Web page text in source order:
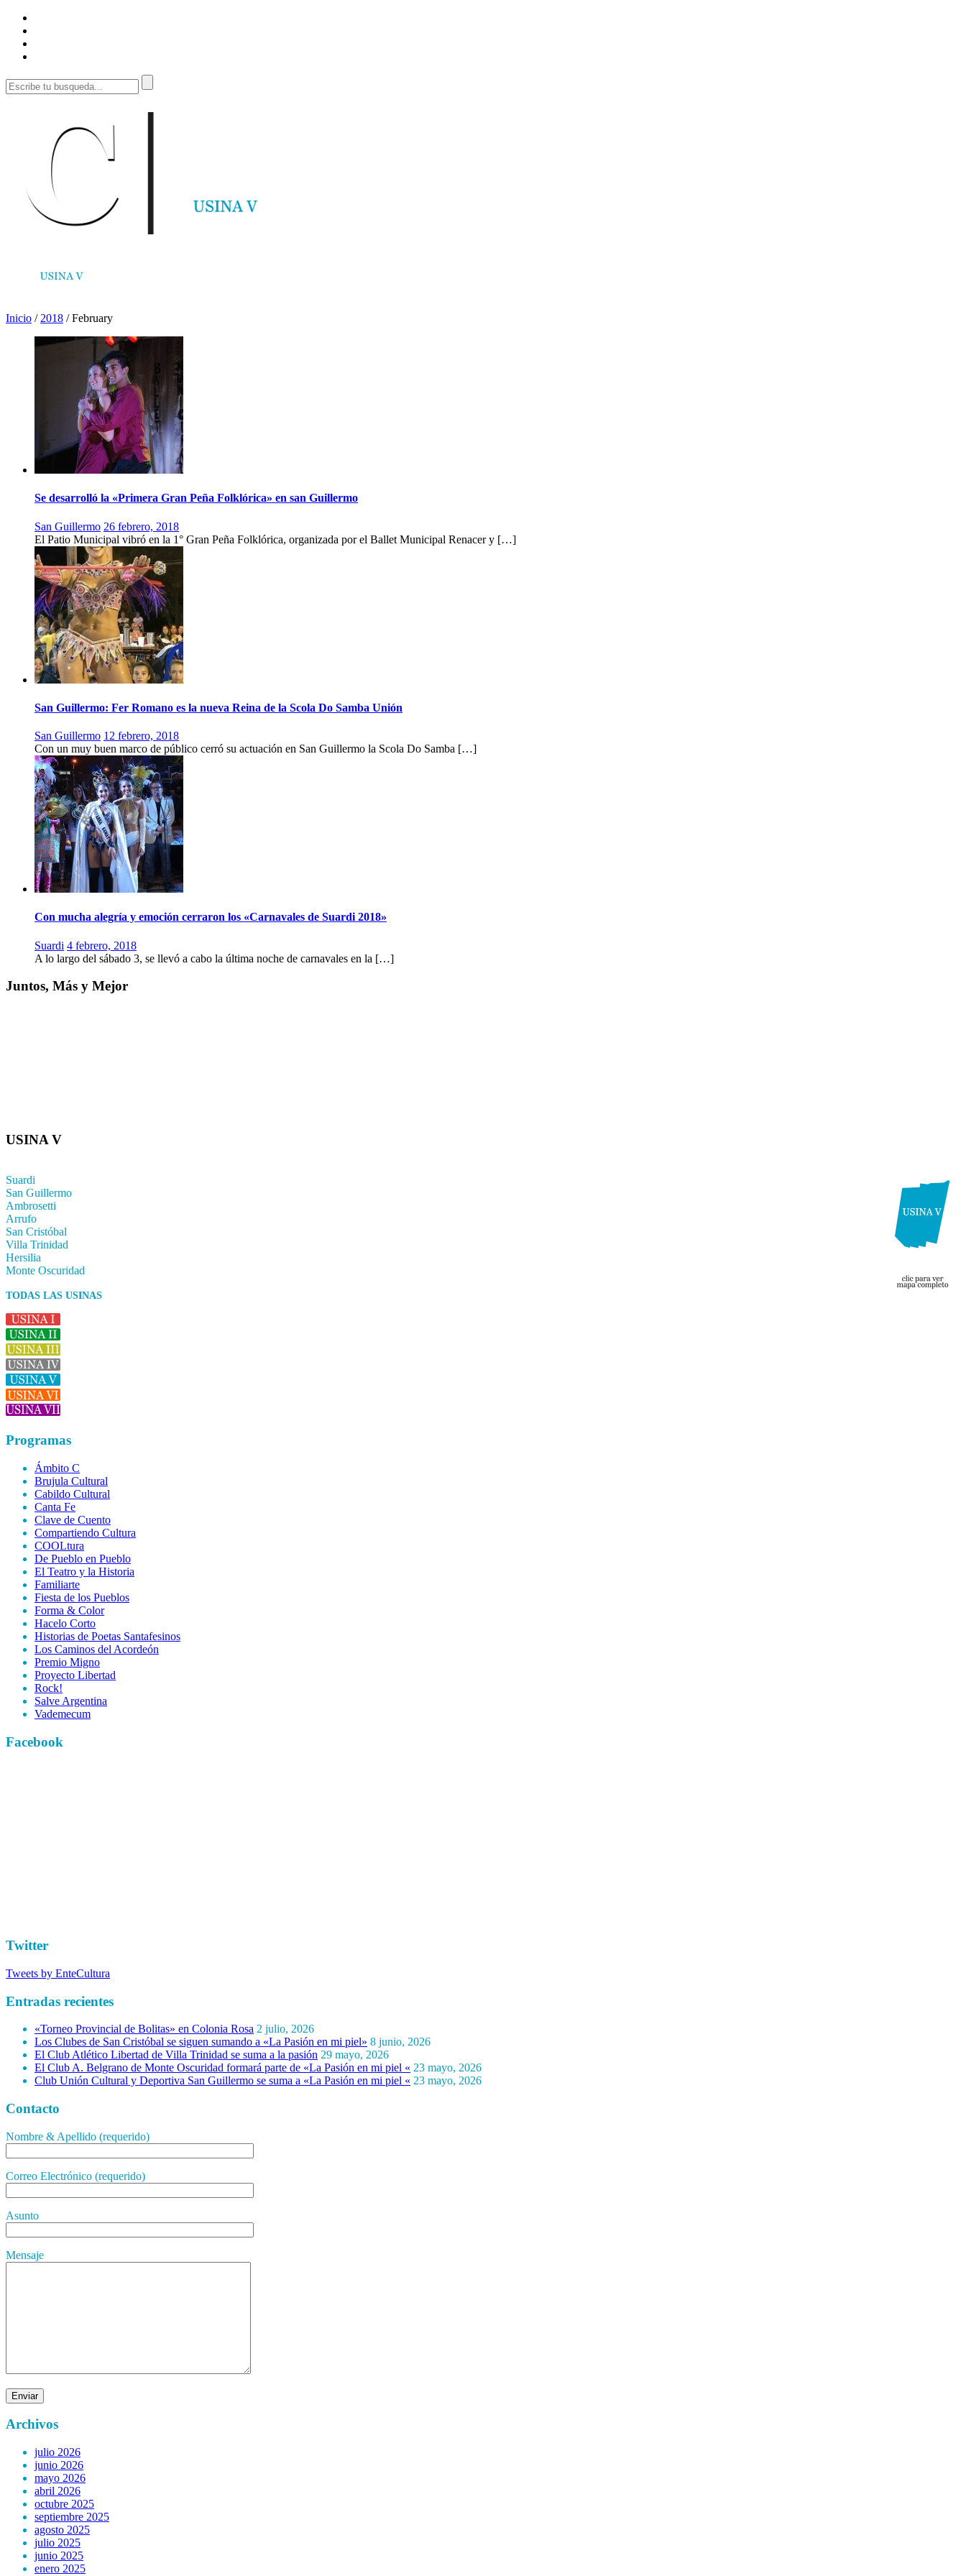
Inicio / 2018 /February
Se desarrolló la «Primera Gran Peña Folklórica» en san Guillermo
San Guillermo 26 febrero, 2018
El Patio Municipal vibró en la 1° Gran Peña Folklórica, organizada por el Ballet Municipal Renacer y […]
San Guillermo: Fer Romano es la nueva Reina de la Scola Do Samba Unión
San Guillermo 12 febrero, 2018
Con un muy buen marco de público cerró su actuación en San Guillermo la Scola Do Samba […]
Con mucha alegría y emoción cerraron los «Carnavales de Suardi 2018»
Suardi 4 febrero, 2018
A lo largo del sábado 3, se llevó a cabo la última noche de carnavales en la […]
Juntos, Más y Mejor
USINA V
Suardi
San Guillermo
Ambrosetti
Arrufo
San Cristóbal
Villa Trinidad
Hersilia
Monte Oscuridad
TODAS LAS USINAS
Programas
Ámbito C
Brujula Cultural
Cabildo Cultural
Canta Fe
Clave de Cuento
Compartiendo Cultura
COOLtura
De Pueblo en Pueblo
El Teatro y la Historia
Familiarte
Fiesta de los Pueblos
Forma & Color
Hacelo Corto
Historias de Poetas Santafesinos
Los Caminos del Acordeón
Premio Migno
Proyecto Libertad
Rock!
Salve Argentina
Vademecum
Facebook
Twitter
Tweets by EnteCultura
Entradas recientes
«Torneo Provincial de Bolitas» en Colonia Rosa 2 julio, 2026
Los Clubes de San Cristóbal se siguen sumando a «La Pasión en mi piel» 8 junio, 2026
El Club Atlético Libertad de Villa Trinidad se suma a la pasión 29 mayo, 2026
El Club A. Belgrano de Monte Oscuridad formará parte de «La Pasión en mi piel « 23 mayo, 2026
Club Unión Cultural y Deportiva San Guillermo se suma a «La Pasión en mi piel « 23 mayo, 2026
Contacto
Nombre & Apellido (requerido)
Correo Electrónico (requerido)
Asunto
Mensaje
Archivos
julio 2026
junio 2026
mayo 2026
abril 2026
octubre 2025
septiembre 2025
agosto 2025
julio 2025
junio 2025
enero 2025